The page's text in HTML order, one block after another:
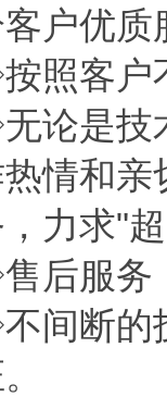
户优质
照客户
论是技
情和亲
力求"
后服务
间断的